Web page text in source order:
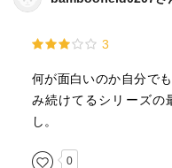
3
何が面白いのか自分で
み続けてるシリーズの
し。
0